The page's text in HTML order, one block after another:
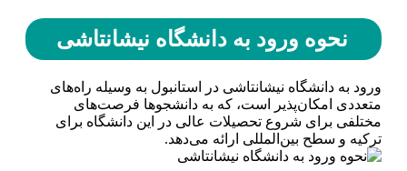
نحوه ورود به دانشگاه نیشانتاشی
ورود به دانشگاه نیشانتاشی در استانبول به وسیله راه‌های
متعددی امکان‌پذیر است، که به دانشجوها فرصت‌های
مختلفی برای شروع تحصیلات عالی در این دانشگاه برای
ترکیه و سطح بین‌المللی ارائه می‌دهد.